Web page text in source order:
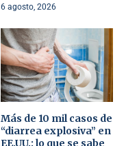
6 agosto, 2026
Más de 10 mil casos de
“diarrea explosiva” en
EE.UU.: lo que se sabe